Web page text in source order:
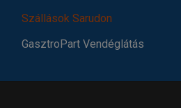
Szállások Sarudon
GasztroPart Vendéglátás